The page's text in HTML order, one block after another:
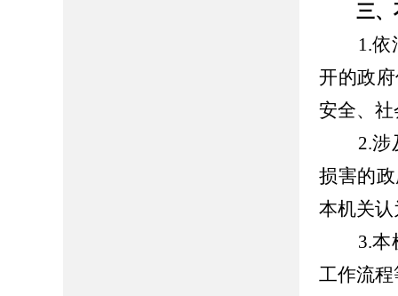
三、
1.依法
开的政
安全、
2.涉及
损害的
本机关
3.本机
工作流